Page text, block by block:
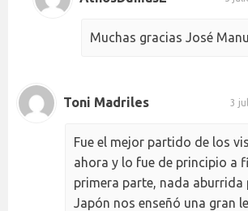
Muchas gracias José
Toni Madriles 3
Fue el mejor partido de los
ahora y lo fue de principio a
primera parte, nada aburrida
Japón nos enseñó una gran